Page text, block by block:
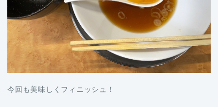
今回も美味しくフィニッシュ！